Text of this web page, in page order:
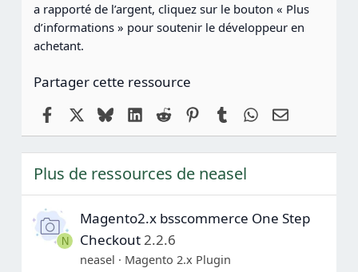
a rapporté de l’argent, cliquez sur le bouton « Plus
d’informations » pour soutenir le développeur en
achetant.
Partager cette ressource
FacebookBlueskyLinkedIn
Reddit Pinterest
Tumblr WhatsApp
Email
Plus de ressources de neasel
N
Magento2.x bsscommerce One Step
Checkout2.2.6
neasel
Magento 2.x Plugin